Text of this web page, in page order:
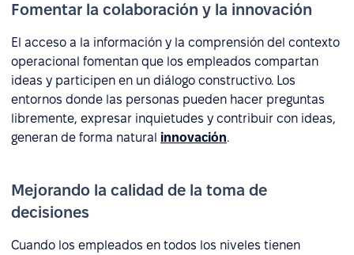
Fomentar la colaboración y la innovación
El acceso a la información y la comprensión del contexto
operacional fomentan que los empleados compartan
ideas y participen en un diálogo constructivo. Los
entornos donde las personas pueden hacer preguntas
libremente, expresar inquietudes y contribuir con ideas,
generan de forma natural innovación.
Mejorando la calidad de la toma de
decisiones
Cuando los empleados en todos los niveles tienen